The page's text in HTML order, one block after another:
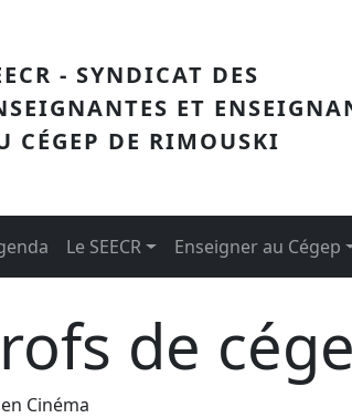
- SYNDICAT DES
ET
CÉGEP DE RIMOUSKI
Le SEECR Enseigner au Cégep
de
Cinéma